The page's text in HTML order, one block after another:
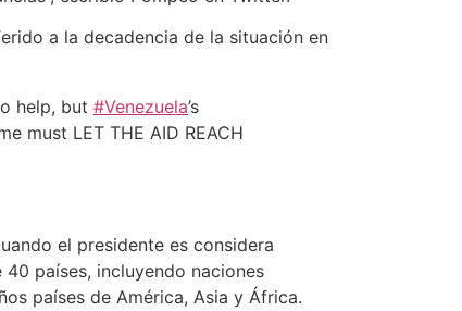
a la decadencia de la situación en
help, but #Venezuela’s
must LET THE AID REACH
el presidente es considera
países, incluyendo naciones
países de América, Asia y África.